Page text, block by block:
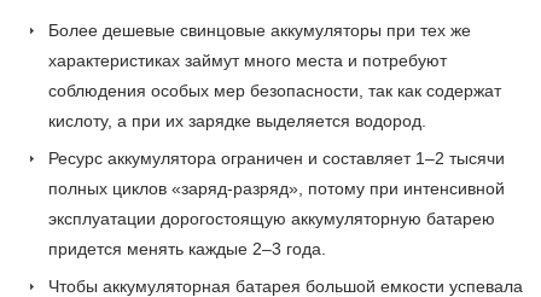
Более дешевые свинцовые аккумуляторы при тех же
характеристиках займут много места и потребуют
соблюдения особых мер безопасности, так как содержат
кислоту, а при их зарядке выделяется водород.
Ресурс аккумулятора ограничен и составляет 1–2 тысячи
полных циклов «заряд-разряд», потому при интенсивной
эксплуатации дорогостоящую аккумуляторную батарею
придется менять каждые 2–3 года.
Чтобы аккумуляторная батарея большой емкости успевала